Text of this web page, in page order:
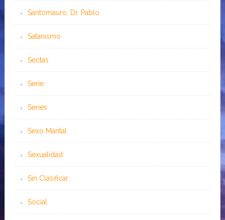
Santomauro, Dr. Pablo
Satanismo
Sectas
Serie
Series
Sexo Marital
Sexualidad
Sin Clasificar
Social